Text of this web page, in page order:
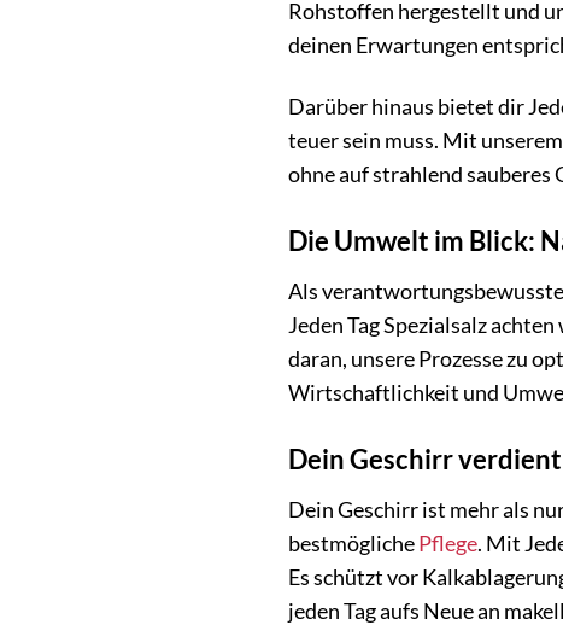
Rohstoffen hergestellt und
deinen Erwartungen
Darüber hinaus bietet dir
teuer sein muss. Mit
ohne auf strahlend sauberes
Die Umwelt im Blick:
Als
Jeden Tag Spezialsalz
daran, unsere Prozesse zu
Wirtschaftlichkeit und
Dein Geschirr verdient
Dein Geschirr ist mehr als
bestmöglichePflege. Mit
Es schützt vor
jeden Tag aufs Neue an